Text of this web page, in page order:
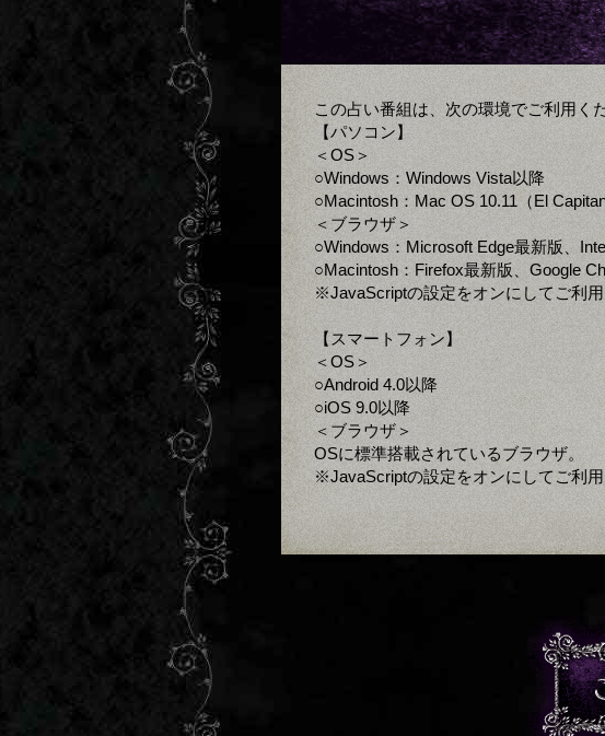
この占い番組は、次の環境でご利用く
【パソコン】
＜OS＞
○Windows：Windows Vista以降
○Macintosh：Mac OS 10.11（El
＜ブラウザ＞
○Windows：Microsoft Edge最新版、
○Macintosh：Firefox最新版、Google
※JavaScriptの設定をオンにしてご利用
【スマートフォン】
＜OS＞
○Android 4.0以降
○iOS 9.0以降
＜ブラウザ＞
OSに標準搭載されているブラウザ。
※JavaScriptの設定をオンにしてご利用